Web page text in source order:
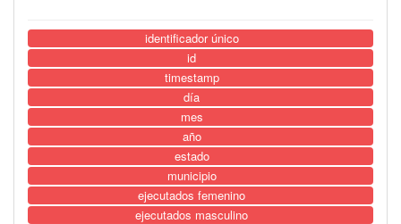
identificador único
id
timestamp
día
mes
año
estado
municipio
ejecutados femenino
ejecutados masculino